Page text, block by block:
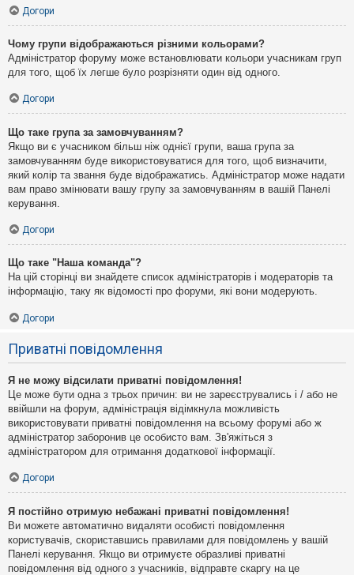
Догори
Чому групи відображаються різними кольорами?
Адміністратор форуму може встановлювати кольори учасникам груп
для того, щоб їх легше було розрізняти один від одного.
Догори
Що таке група за замовчуванням?
Якщо ви є учасником більш ніж однієї групи, ваша група за
замовчуванням буде використовуватися для того, щоб визначити,
який колір та звання буде відображатись. Адміністратор може надати
вам право змінювати вашу групу за замовчуванням в вашій Панелі
керування.
Догори
Що таке "Наша команда"?
На цій сторінці ви знайдете список адміністраторів і модераторів та
інформацію, таку як відомості про форуми, які вони модерують.
Догори
Приватні повідомлення
Я не можу відсилати приватні повідомлення!
Це може бути одна з трьох причин: ви не зареєструвались і / або не
ввійшли на форум, адміністрація відімкнула можливість
використовувати приватні повідомлення на всьому форумі або ж
адміністратор заборонив це особисто вам. Зв'яжіться з
адміністратором для отримання додаткової інформації.
Догори
Я постійно отримую небажані приватні повідомлення!
Ви можете автоматично видаляти особисті повідомлення
користувачів, скориставшись правилами для повідомлень у вашій
Панелі керування. Якщо ви отримуєте образливі приватні
повідомлення від одного з учасників, відправте скаргу на це